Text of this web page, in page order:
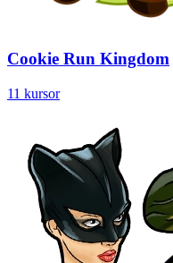
Cookie Run Kingdom
11 kursor